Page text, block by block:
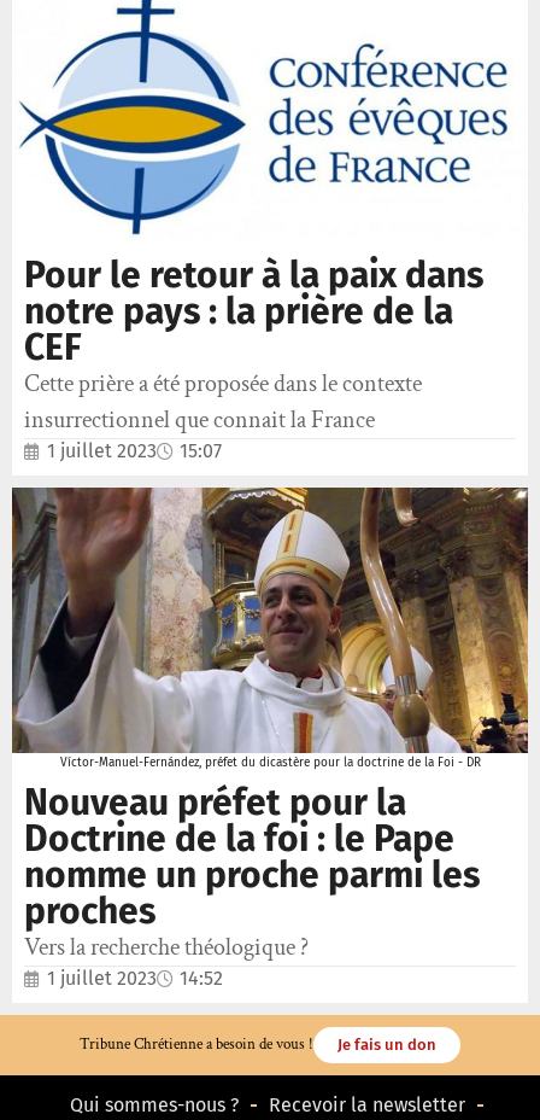
Pour le retour à la paix dans
notre pays : la prière de la
CEF
Cette prière a été proposée dans le contexte
insurrectionnel que connait la France
1 juillet 2023 15:07
Víctor-Manuel-Fernández, préfet du dicastère pour la doctrine de la Foi - DR
Nouveau préfet pour la
Doctrine de la foi : le Pape
nomme un proche parmi les
proches
Vers la recherche théologique ?
1 juillet 2023 14:52
Tribune Chrétienne a besoin de vous ! Je fais un don
Qui sommes-nous ? Recevoir la newsletter